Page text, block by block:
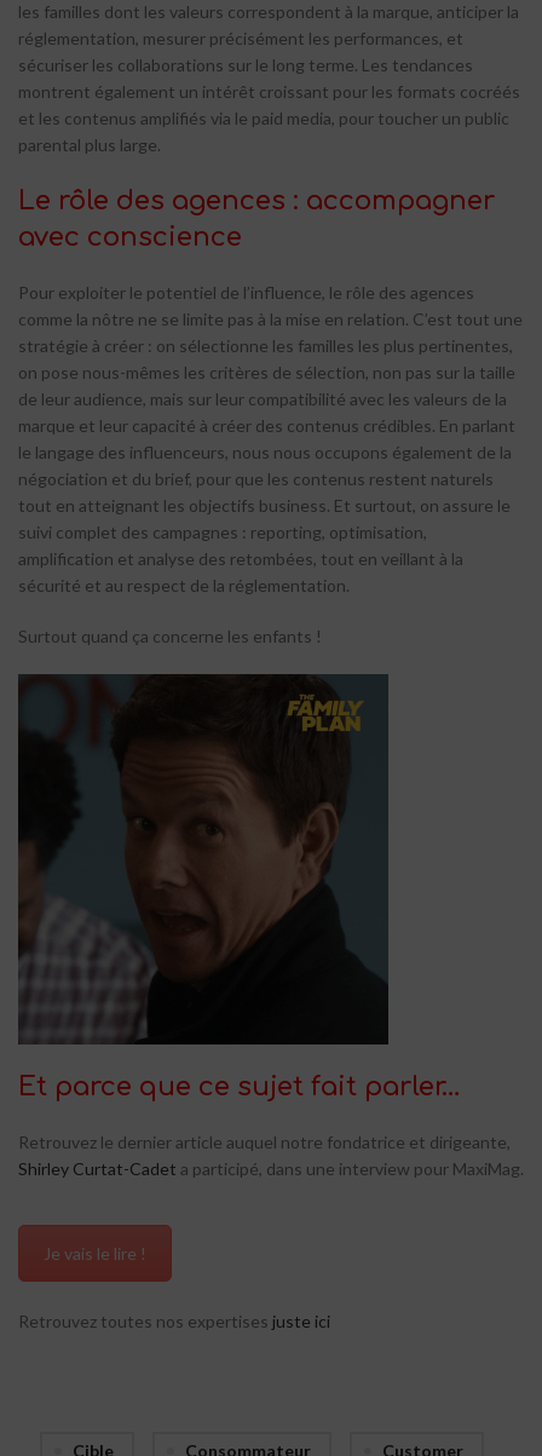
les familles dont les valeurs correspondent à la marque, anticiper la
réglementation, mesurer précisément les performances, et
sécuriser les collaborations sur le long terme. Les tendances
montrent également un intérêt croissant pour les formats cocréés
et les contenus amplifiés via le paid media, pour toucher un public
parental plus large.
Le rôle des agences : accompagner
avec conscience
Pour exploiter le potentiel de l’influence, le rôle des agences
comme la nôtre ne se limite pas à la mise en relation. C’est tout une
stratégie à créer : on sélectionne les familles les plus pertinentes,
on pose nous-mêmes les critères de sélection, non pas sur la taille
de leur audience, mais sur leur compatibilité avec les valeurs de la
marque et leur capacité à créer des contenus crédibles. En parlant
le langage des influenceurs, nous nous occupons également de la
négociation et du brief, pour que les contenus restent naturels
tout en atteignant les objectifs business. Et surtout, on assure le
suivi complet des campagnes : reporting, optimisation,
amplification et analyse des retombées, tout en veillant à la
sécurité et au respect de la réglementation.
Surtout quand ça concerne les enfants !
Et parce que ce sujet fait parler…
Retrouvez le dernier article auquel notre fondatrice et dirigeante,
Shirley Curtat-Cadet a participé, dans une interview pour MaxiMag.
Je vais le lire !
Retrouvez toutes nos expertises juste ici
Cible Consommateur Customer